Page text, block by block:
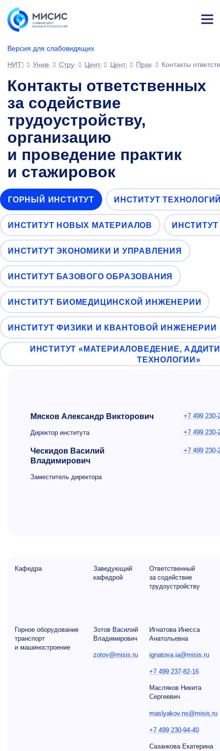
Версия для слабовидящих
ине
НИТУ МИСИСУниверситетСтруктура университета
Центры Центр карьеры и практической
Практики и стажировки
Контакты
Контакты ответственных
за содействие
трудоустройству,
организацию
и проведение практик
и стажировок
ГОРНЫЙ ИНСТИТУТ ИНСТИТУТ
ИНСТИТУТ НОВЫХ МАТЕРИАЛОВ
ИНСТИТУТ ЭКОНОМИКИ И УПРАВЛЕНИЯ
ИНСТИТУТ БАЗОВОГО ОБРАЗОВАНИЯ
ИНСТИТУТ БИОМЕДИЦИНСКОЙ ИНЖЕНЕРИИ
ИНСТИТУТ ФИЗИКИ И КВАНТОВОЙ ИНЖЕНЕРИИ
ИНСТИТУТ «МАТЕРИАЛОВЕДЕНИЕ,
ТЕХНОЛОГИИ»
Мясков Александр Викторович
Директор института
+7 499 230-
+7 499 230-
Ческидов Василий
Владимирович
Заместитель директора
+7 499 230-
Кафедра
Заведующий
кафедрой
Ответственный
за содействие
трудоустройству
Горное оборудование
транспорт
и машиностроение
Зотов Василий
Владимирович
zotov@misis.ru
Игнатова Инесса
Анатольевна
ignatova.ia@misis.ru
+7 499 237-82-16
Масляков Никита
Сергеевич
maslyakov.ns@misis.ru
+7 499 230-94-40
Сазанкова Екатерина